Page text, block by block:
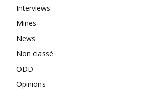
Interviews
Mines
News
Non classé
ODD
Opinions